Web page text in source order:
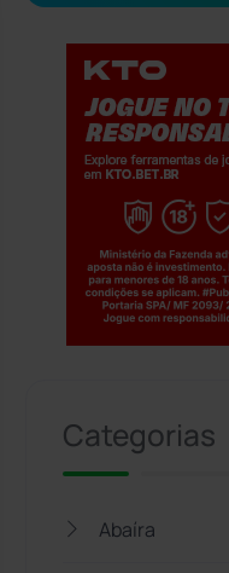
Categorias
Abaíra